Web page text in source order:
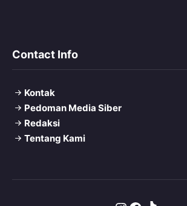
Contact Info
Kontak
Pedoman Media Siber
Redaksi
Tentang Kami